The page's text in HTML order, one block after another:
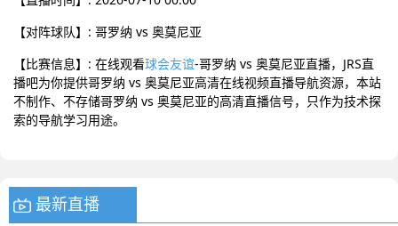
【对阵球队】: 哥罗纳 vs 奥莫尼亚
【比赛信息】: 在线观看球会友谊-哥罗纳 vs 奥莫尼亚直播，JRS直
播吧为你提供哥罗纳 vs 奥莫尼亚高清在线视频直播导航资源，本站
不制作、不存储哥罗纳 vs 奥莫尼亚的高清直播信号，只作为技术探
索的导航学习用途。
最新直播